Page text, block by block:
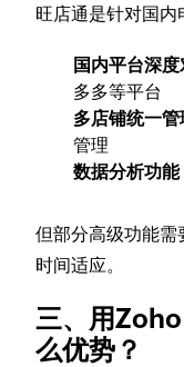
旺店通是针对国内
国内平台深
多多等平台
多店铺统一管
管理
数据分析功能
但部分高级功能
时间适应。
三、用
么优势？